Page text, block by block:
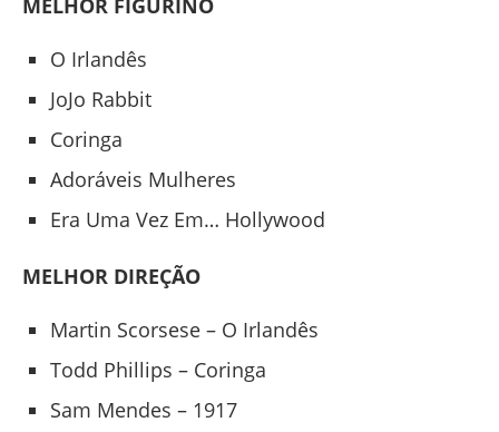
MELHOR FIGURINO
O Irlandês
JoJo Rabbit
Coringa
Adoráveis Mulheres
Era Uma Vez Em… Hollywood
MELHOR DIREÇÃO
Martin Scorsese – O Irlandês
Todd Phillips – Coringa
Sam Mendes – 1917